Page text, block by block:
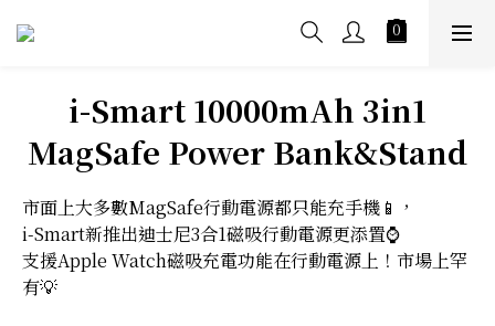
i-Smart 10000mAh 3in1
MagSafe Power Bank&Stand
市面上大多數MagSafe行動電源都只能充手機📱，
i-Smart新推出迪士尼3合1磁吸行動電源更添置⌚
支援Apple Watch磁吸充電功能在行動電源上！市場上罕
有💡